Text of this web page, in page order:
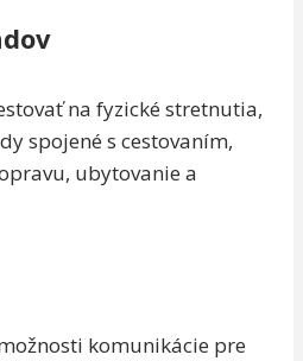
na fyzické stretnutia,
spojené s cestovaním,
ubytovanie a
komunikácie pre